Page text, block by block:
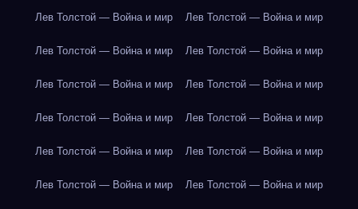
Лев Толстой — Война и мир Лев Толстой — Война и мир
Лев Толстой — Война и мир Лев Толстой — Война и мир
Лев Толстой — Война и мир Лев Толстой — Война и мир
Лев Толстой — Война и мир Лев Толстой — Война и мир
Лев Толстой — Война и мир Лев Толстой — Война и мир
Лев Толстой — Война и мир Лев Толстой — Война и мир